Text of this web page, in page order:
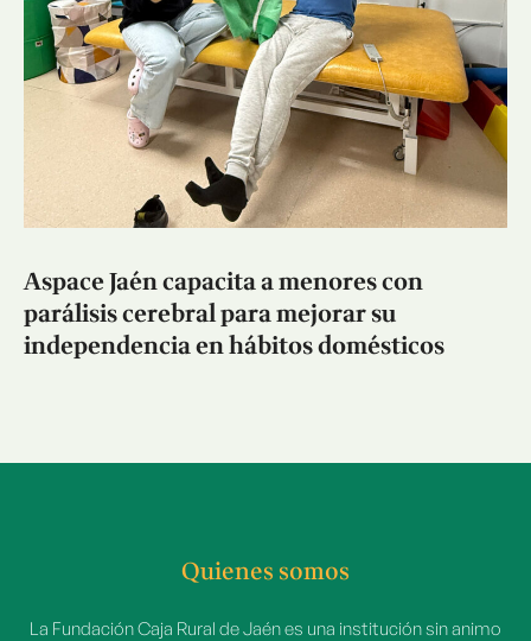
Aspace Jaén capacita a menores con
parálisis cerebral para mejorar su
independencia en hábitos domésticos
Quienes somos
La Fundación Caja Rural de Jaén es una institución sin animo